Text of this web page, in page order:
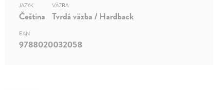
JAZYK
Čeština
VÄZBA
Tvrdá väzba / Hardback
EAN
9788020032058